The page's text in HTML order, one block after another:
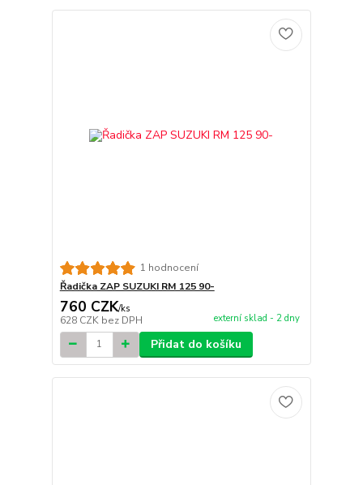
1 hodnocení
Řadička ZAP SUZUKI RM 125 90-
760 CZK/ks
628 CZK bez DPH externí sklad - 2 dny
Přidat do košíku